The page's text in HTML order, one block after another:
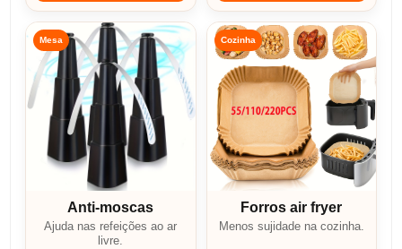
Mesa
Anti-moscas
Ajuda nas refeições ao ar
livre.
Cozinha
Forros air fryer
Menos sujidade na cozinha.